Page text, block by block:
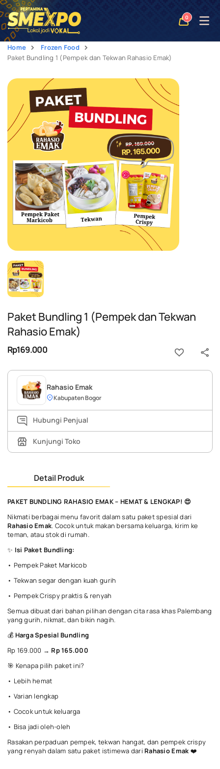
0
Open
Home
Frozen Food
Paket Bundling 1 (Pempek dan Tekwan Rahasio Emak)
Paket Bundling 1 (Pempek dan Tekwan
Rahasio Emak)
Rp169.000
Rahasio Emak
Kabupaten Bogor
Hubungi Penjual
Kunjungi Toko
Detail Produk
PAKET BUNDLING RAHASIO EMAK – HEMAT & LENGKAP! 😍
Nikmati berbagai menu favorit dalam satu paket spesial dari
Rahasio Emak. Cocok untuk makan bersama keluarga, kirim ke
teman, atau stok di rumah.
✨ Isi Paket Bundling:
• Pempek Paket Markicob
• Tekwan segar dengan kuah gurih
• Pempek Crispy praktis & renyah
Semua dibuat dari bahan pilihan dengan cita rasa khas Palembang
yang gurih, nikmat, dan bikin nagih.
💰 Harga Spesial Bundling
Rp 169.000 → Rp 165.000
🎯 Kenapa pilih paket ini?
• Lebih hemat
• Varian lengkap
• Cocok untuk keluarga
• Bisa jadi oleh-oleh
Rasakan perpaduan pempek, tekwan hangat, dan pempek crispy
yang renyah dalam satu paket istimewa dari Rahasio Emak ❤️